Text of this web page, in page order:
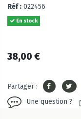
Réf : 022456
En stock
38,00 €
Partager :
Une question ?